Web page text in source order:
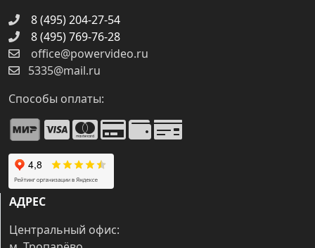
8 (495) 204-27-54
8 (495) 769-76-28
office@powervideo.ru
5335@mail.ru
Способы оплаты:
АДРЕС
Центральный офис: